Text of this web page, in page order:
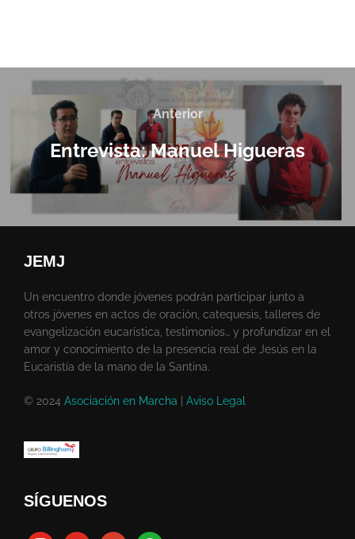
Anterior
Entrevista: Manuel Higueras
JEMJ
Un encuentro donde jóvenes podrán participar junto a
otros jóvenes en actos de oración, catequesis, talleres de
evangelización eucarística, testimonios… y profundizar en el
amor y conocimiento de la presencia real de Jesús en la
Eucaristía de la mano de la Santina.
© 2024 Asociación en Marcha Aviso Legal
SÍGUENOS